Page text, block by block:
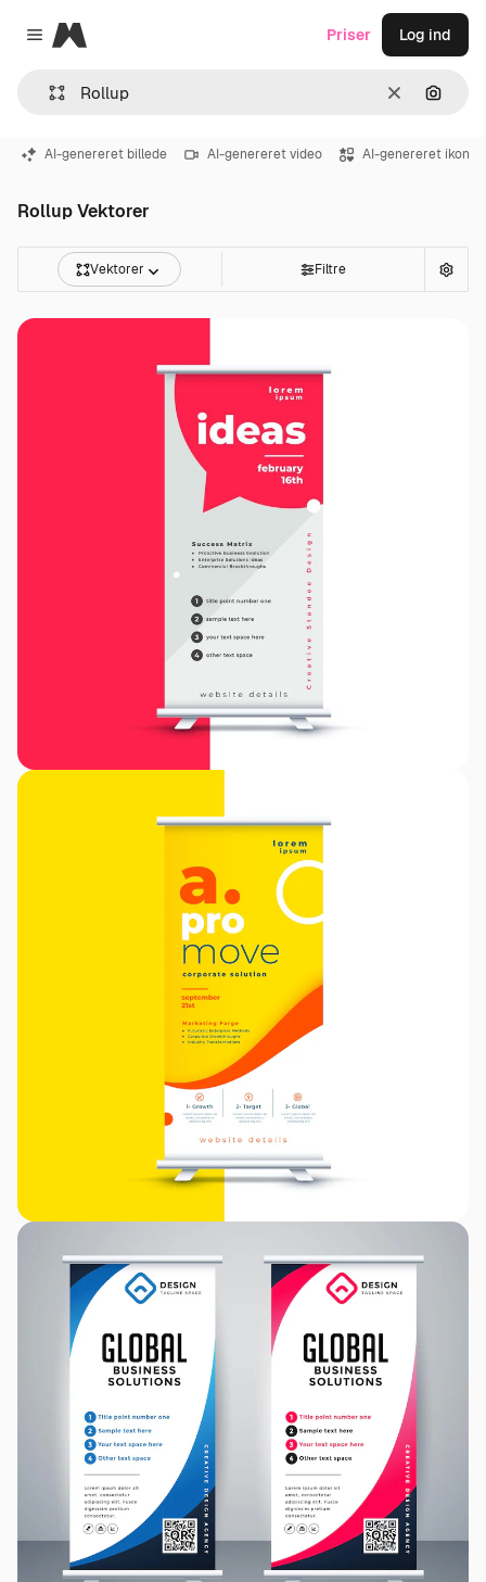
Close menu
Magnific
Klar Søg
Priser Log ind
AI-genereret billede AI-genereret video AI-genereret ikon
Rollup Vektorer
Vektorer Filtre